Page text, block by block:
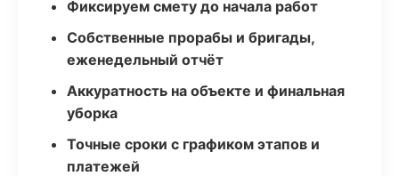
Фиксируем смету до начала работ
Собственные прорабы и бригады,
еженедельный отчёт
Аккуратность на объекте и финальная
уборка
Точные сроки с графиком этапов и
платежей